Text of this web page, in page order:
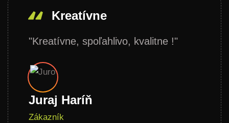
Kreatívne
"Kreatívne, spoľahlivo, kvalitne !"
Juraj Haríň
Zákazník